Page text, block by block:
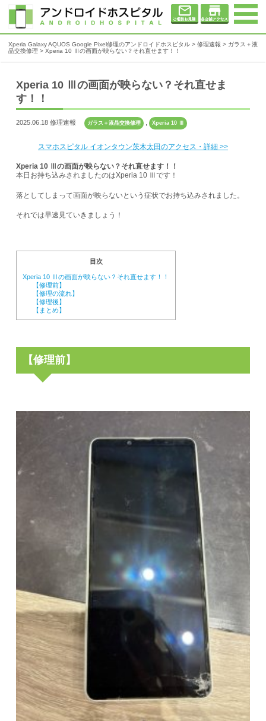
Xperia Galaxy AQUOS Google Pixel修理のアンドロイドホスピタル > 修理速報 > ガラス＋液
晶交換修理 > Xperia 10 Ⅲの画面が映らない？それ直せます！！
Xperia 10 Ⅲの画面が映らない？それ直せま
す！！
2025.06.18 修理速報 ガラス＋液晶交換修理 , Xperia 10 Ⅲ
スマホスピタル イオンタウン茨木太田のアクセス・詳細 >>
Xperia 10 Ⅲの画面が映らない？それ直せます！！
本日お持ち込みされましたのはXperia 10 Ⅲです！
落としてしまって画面が映らないという症状でお持ち込みされました。
それでは早速見ていきましょう！
目次
Xperia 10 Ⅲの画面が映らない？それ直せます！！
【修理前】
【修理の流れ】
【修理後】
【まとめ】
【修理前】